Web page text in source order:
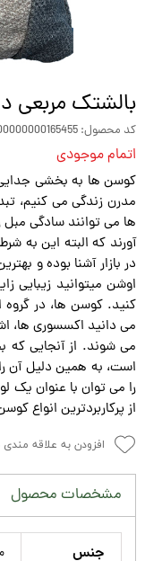
بالشتک مربعی
کد محصول: 199000000000165455
اتمام موجودی
کوسن‌ ها به بخشی جدایی
مدرن زندگی می‌ کنیم،
ها می‌ توانند سادگی مبل
آورند که البته این
در بازار آشنا بوده و
اوشن میتوانید زیبایی
کنید. کوسن‌ ها، در
می‌ دانید اکسسوری‌ ها،
می‌ شوند. از آنجایی که
است، به همین دلیل آن
را می توان با عنوان یک
از پرکاربردترین انواع
افزودن به علاقه مندی
مشخصات محصول
جنس